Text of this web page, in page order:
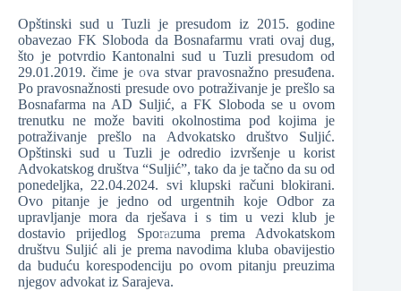
Opštinski sud u Tuzli je presudom iz 2015. godine
obavezao FK Sloboda da Bosnafarmu vrati ovaj dug,
što je potvrdio Kantonalni sud u Tuzli presudom od
29.01.2019. čime je ova stvar pravosnažno presuđena.
Po pravosnažnosti presude ovo potraživanje je prešlo sa
Bosnafarma na AD Suljić, a FK Sloboda se u ovom
trenutku ne može baviti okolnostima pod kojima je
potraživanje prešlo na Advokatsko društvo Suljić.
Opštinski sud u Tuzli je odredio izvršenje u korist
Advokatskog društva “Suljić”, tako da je tačno da su od
ponedeljka, 22.04.2024. svi klupski računi blokirani.
Ovo pitanje je jedno od urgentnih koje Odbor za
upravljanje mora da rješava i s tim u vezi klub je
dostavio prijedlog Sporazuma prema Advokatskom
društvu Suljić ali je prema navodima kluba obavijestio
da buduću korespodenciju po ovom pitanju preuzima
njegov advokat iz Sarajeva.
❆
❆
❆